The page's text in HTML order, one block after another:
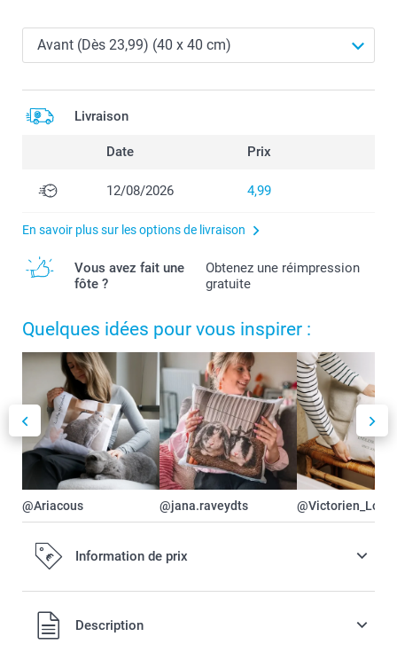
Livraison
Date Prix
12/08/2026 4,99
En savoir plus sur les options de livraison
Vous avez fait une
fôte ?
Obtenez une réimpression
gratuite
Quelques idées pour vous inspirer :
@Ariacous @jana.raveydts
Information de prix
Tous les prix sont en EURO (€), TVA incluse et hors frais de
port.
Description